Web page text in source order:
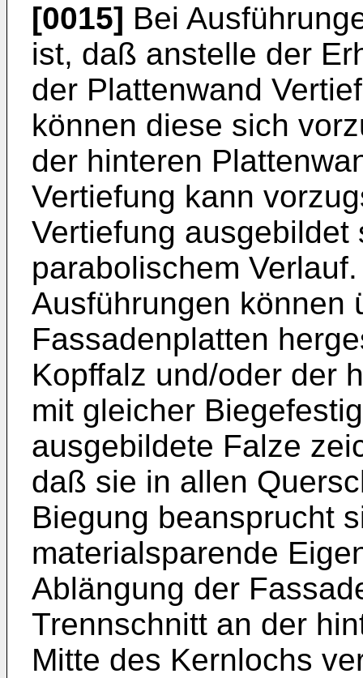
[0015] Bei
ist, daß anstelle der
der Plattenwand
können diese sich
der hinteren
Vertiefung kann
Vertiefung
parabolischem
Ausführungen können
Fassadenplatten
Kopffalz und/oder der
mit gleicher
ausgebildete Falze
daß sie in allen
Biegung beansprucht
materialsparende
Ablängung der
Trennschnitt an der
Mitte des Kernlochs